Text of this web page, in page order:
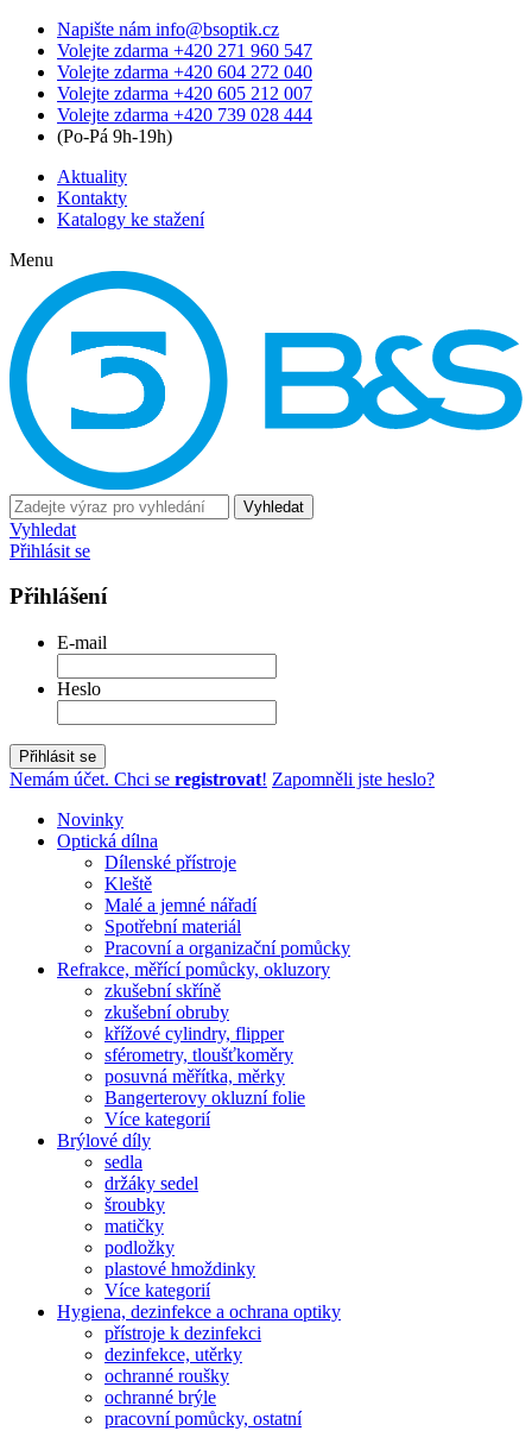
Napište nám info@bsoptik.cz
Volejte zdarma +420 271 960 547
Volejte zdarma +420 604 272 040
Volejte zdarma +420 605 212 007
Volejte zdarma +420 739 028 444
(Po-Pá 9h-19h)
Aktuality
Kontakty
Katalogy ke stažení
Menu
Vyhledat
Vyhledat
Přihlásit se
Přihlášení
E-mail
Heslo
Přihlásit se
Nemám účet. Chci se registrovat! Zapomněli jste heslo?
Novinky
Optická dílna
Dílenské přístroje
Kleště
Malé a jemné nářadí
Spotřební materiál
Pracovní a organizační pomůcky
Refrakce, měřící pomůcky, okluzory
zkušební skříně
zkušební obruby
křížové cylindry, flipper
sférometry, tloušťkoměry
posuvná měřítka, měrky
Bangerterovy okluzní folie
Více kategorií
Brýlové díly
sedla
držáky sedel
šroubky
matičky
podložky
plastové hmoždinky
Více kategorií
Hygiena, dezinfekce a ochrana optiky
přístroje k dezinfekci
dezinfekce, utěrky
ochranné roušky
ochranné brýle
pracovní pomůcky, ostatní